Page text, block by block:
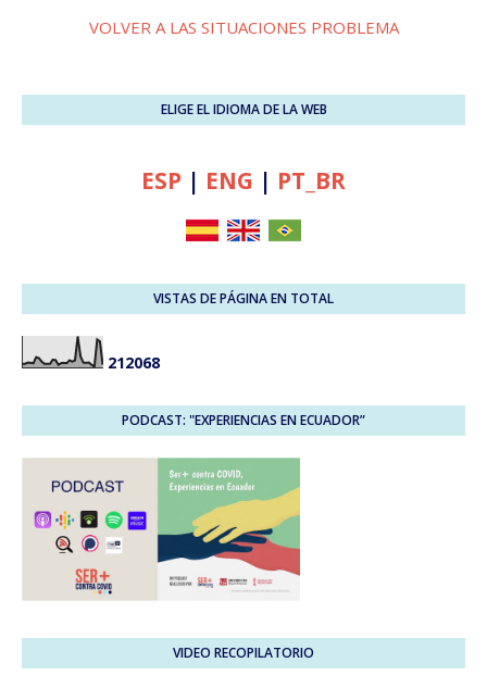
VOLVER A LAS SITUACIONES PROBLEMA
ELIGE EL IDIOMA DE LA WEB
ESP | ENG | PT_BR
VISTAS DE PÁGINA EN TOTAL
212068
PODCAST: "EXPERIENCIAS EN ECUADOR”
VIDEO RECOPILATORIO